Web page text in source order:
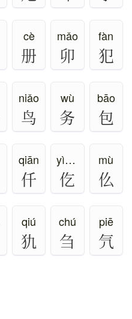
cè
册
mǎo
卯
fàn
犯
niǎo
鸟
wù
务
bāo
包
qiān
仟
yì、gē
仡
mù
仫
qiú
犰
chú
刍
piē
氕